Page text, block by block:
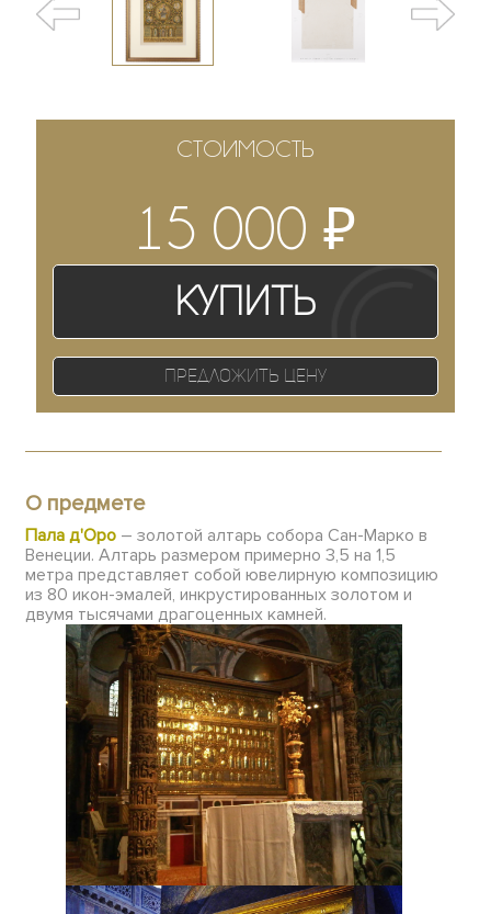
СТОИМОСТЬ
15 000₽
Купить
Предложить цену
О предмете
Пала д'Оро – золотой алтарь собора Сан-Марко в
Венеции. Алтарь размером примерно 3,5 на 1,5
метра представляет собой ювелирную композицию
из 80 икон-эмалей, инкрустированных золотом и
двумя тысячами драгоценных камней.